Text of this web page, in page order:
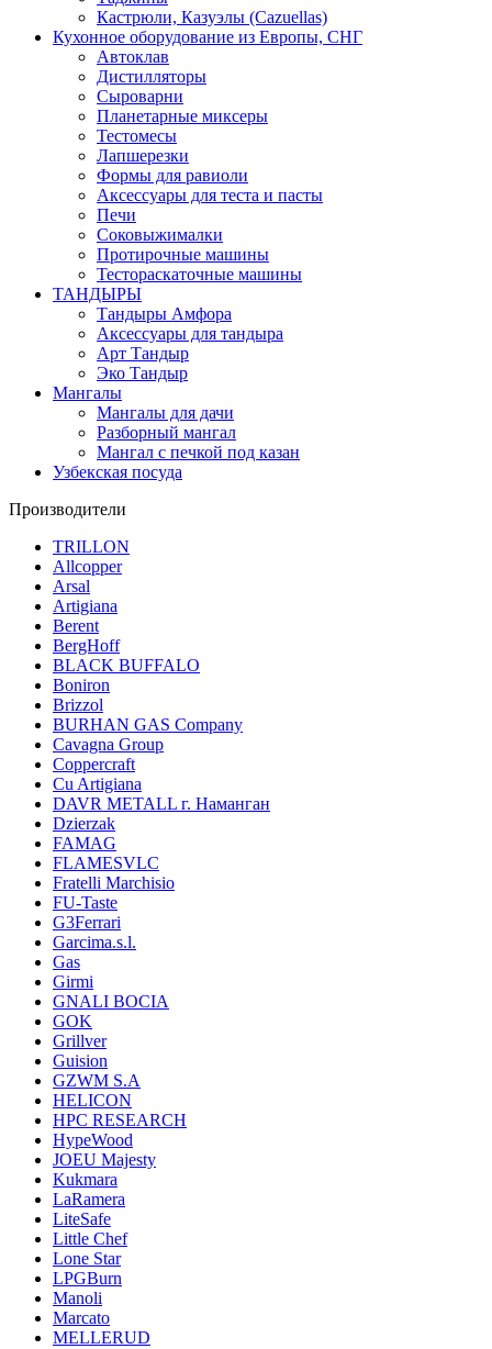
Кастрюли, Казуэлы (Cazuellas)
Кухонное оборудование из Европы, СНГ
Автоклав
Дистилляторы
Сыроварни
Планетарные миксеры
Тестомесы
Лапшерезки
Формы для равиоли
Аксессуары для теста и пасты
Печи
Соковыжималки
Протирочные машины
Тестораскаточные машины
ТАНДЫРЫ
Тандыры Амфора
Аксессуары для тандыра
Арт Тандыр
Эко Тандыр
Мангалы
Мангалы для дачи
Разборный мангал
Мангал с печкой под казан
Узбекская посуда
Производители
TRILLON
Allcopper
Arsal
Artigiana
Berent
BergHoff
BLACK BUFFALO
Boniron
Brizzol
BURHAN GAS Company
Cavagna Group
Coppercraft
Cu Artigiana
DAVR METALL г. Наманган
Dzierzak
FAMAG
FLAMESVLC
Fratelli Marchisio
FU-Taste
G3Ferrari
Garcima.s.l.
Gas
Girmi
GNALI BOCIA
GOK
Grillver
Guision
GZWM S.A
HELICON
HPC RESEARCH
HypeWood
JOEU Majesty
Kukmara
LaRamera
LiteSafe
Little Chef
Lone Star
LPGBurn
Manoli
Marcato
MELLERUD